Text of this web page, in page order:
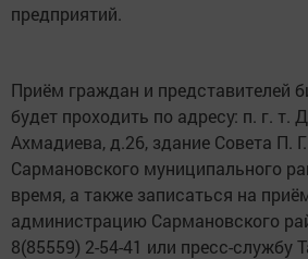
предприятий.
Приём граждан и представителей
будет проходить по адресу: п. г. т.
Ахмадиева, д.26, здание Совета П.
Сармановского муниципального
время, а также записаться на
администрацию Сармановского
8(85559) 2-54-41 или пресс-службу